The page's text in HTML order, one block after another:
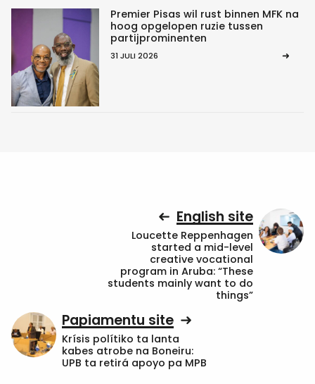
Premier Pisas wil rust binnen MFK na
hoog opgelopen ruzie tussen
partijprominenten
31 JULI 2026
English site
Loucette Reppenhagen
started a mid-level
creative vocational
program in Aruba: “These
students mainly want to do
things”
Papiamentu site
Krísis polítiko ta lanta
kabes atrobe na Boneiru:
UPB ta retirá apoyo pa MPB